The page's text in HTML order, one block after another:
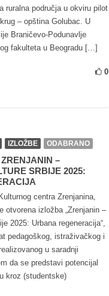
ruralna područja u okviru pilot
– opština Golubac. U
Braničevo-Podunavlje
fakulteta u Beogradu […]
0
IZLOŽBE ODABRANO
–
SRBIJE 2025:
centra Zrenjanina,
otvorena izložba „Zrenjanin –
2025: Urbana regeneracija“,
pedagoškog, istraživačkog i
u saradnji
da se predstavi potencijal
kroz (studentske)